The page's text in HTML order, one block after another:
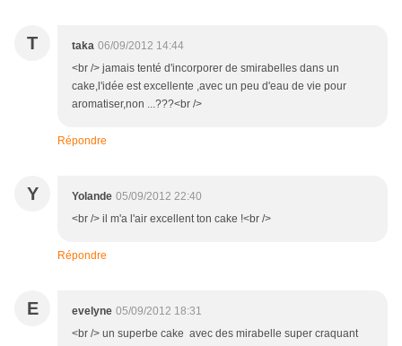
T taka 06/09/2012 14:44
<br /> jamais tenté d'incorporer de smirabelles dans un
cake,l'idée est excellente ,avec un peu d'eau de vie pour
aromatiser,non ...???<br />
Répondre
Y Yolande 05/09/2012 22:40
<br /> il m'a l'air excellent ton cake !<br />
Répondre
E evelyne 05/09/2012 18:31
<br /> un superbe cake avec des mirabelle super craquant